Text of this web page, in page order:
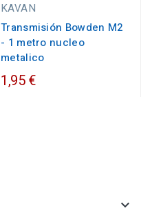
KAVAN
Transmisión Bowden M2
- 1 metro nucleo
metalico
1,95 €
